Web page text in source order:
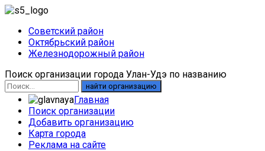
Советский район
Октябрьский район
Железнодорожный район
Поиск организации города Улан-Удэ по названию
найти организацию
Главная
Поиск организации
Добавить организацию
Карта города
Реклама на сайте